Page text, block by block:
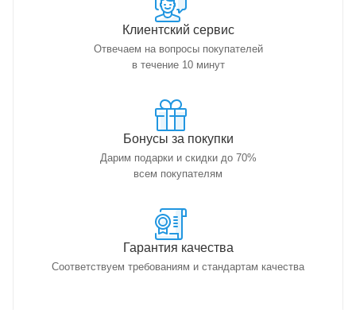
Клиентский сервис
Отвечаем на вопросы покупателей
в течение 10 минут
Бонусы за покупки
Дарим подарки и скидки до 70%
всем покупателям
Гарантия качества
Соответствуем требованиям и стандартам качества